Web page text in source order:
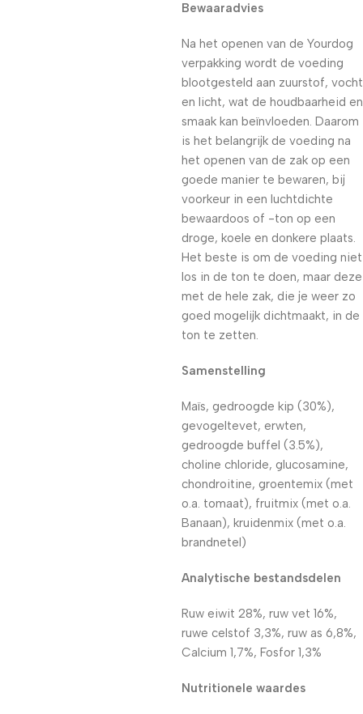
Bewaaradvies
Na het openen van de Yourdog
verpakking wordt de voeding
blootgesteld aan zuurstof, vocht
en licht, wat de houdbaarheid en
smaak kan beïnvloeden. Daarom
is het belangrijk de voeding na
het openen van de zak op een
goede manier te bewaren, bij
voorkeur in een luchtdichte
bewaardoos of -ton op een
droge, koele en donkere plaats.
Het beste is om de voeding niet
los in de ton te doen, maar deze
met de hele zak, die je weer zo
goed mogelijk dichtmaakt, in de
ton te zetten.
Samenstelling
Maïs, gedroogde kip (30%),
gevogeltevet, erwten,
gedroogde buffel (3.5%),
choline chloride, glucosamine,
chondroitine, groentemix (met
o.a. tomaat), fruitmix (met o.a.
Banaan), kruidenmix (met o.a.
brandnetel)
Analytische bestandsdelen
Ruw eiwit 28%, ruw vet 16%,
ruwe celstof 3,3%, ruw as 6,8%,
Calcium 1,7%, Fosfor 1,3%
Nutritionele waardes